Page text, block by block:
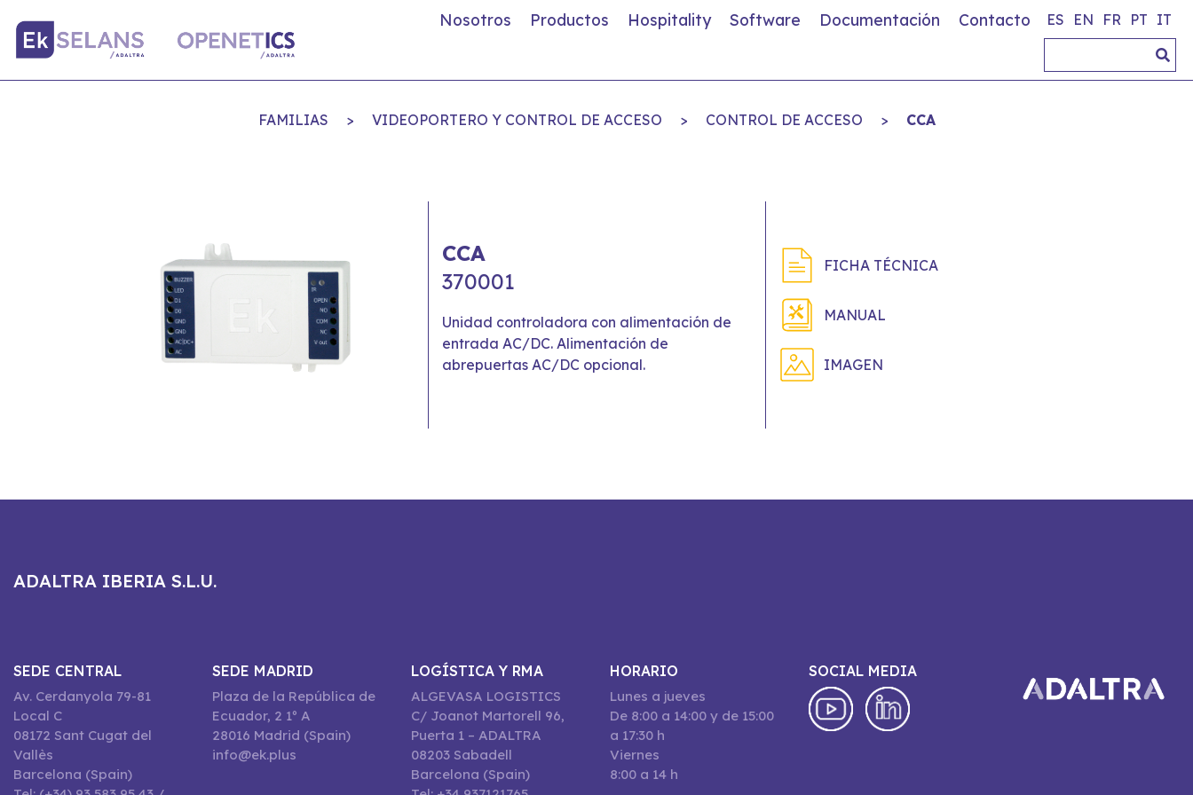
Nosotros Productos Hospitality Software Documentación Contacto ES EN FR PT IT
FAMILIAS > VIDEOPORTERO Y CONTROL DE ACCESO > CONTROL DE ACCESO > CCA
CCA
370001
Unidad controladora con alimentación de
entrada AC/DC. Alimentación de
abrepuertas AC/DC opcional.
FICHA TÉCNICA
MANUAL
IMAGEN
ADALTRA IBERIA S.L.U.
SEDE CENTRAL
Av. Cerdanyola 79-81
Local C
08172 Sant Cugat del
Vallès
Barcelona (Spain)
SEDE MADRID
Plaza de la República de
Ecuador, 2 1º A
28016 Madrid (Spain)
info@ek.plus
LOGÍSTICA Y RMA
ALGEVASA LOGISTICS
C/ Joanot Martorell 96,
Puerta 1 – ADALTRA
08203 Sabadell
Barcelona (Spain)
HORARIO
Lunes a jueves
De 8:00 a 14:00 y de 15:00
a 17:30 h
Viernes
8:00 a 14 h
SOCIAL MEDIA